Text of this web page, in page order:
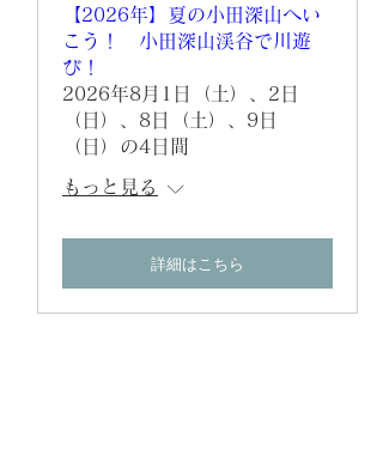
【2026年】夏の小田深山へい
こう！ 小田深山渓谷で川遊
び！
2026年8月1日（土）、2日
（日）、8日（土）、9日
（日）の4日間
もっと見る
詳細はこちら